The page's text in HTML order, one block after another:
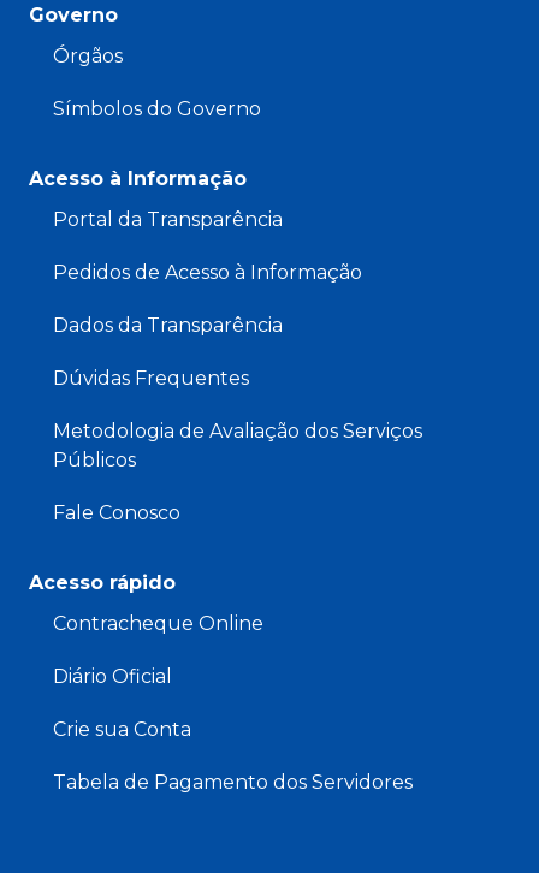
Governo
Órgãos
Símbolos do Governo
Acesso à Informação
Portal da Transparência
Pedidos de Acesso à Informação
Dados da Transparência
Dúvidas Frequentes
Metodologia de Avaliação dos Serviços
Públicos
Fale Conosco
Acesso rápido
Contracheque Online
Diário Oficial
Crie sua Conta
Tabela de Pagamento dos Servidores